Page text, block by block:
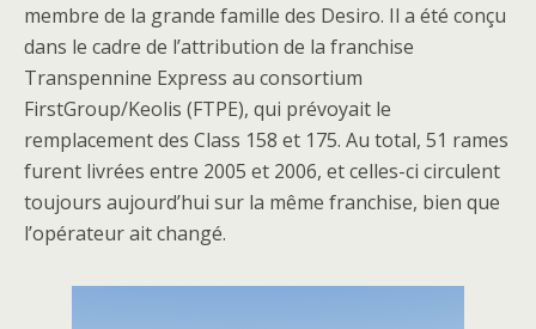
membre de la grande famille des Desiro. Il a été conçu
dans le cadre de l’attribution de la franchise
Transpennine Express au consortium
FirstGroup/Keolis (FTPE), qui prévoyait le
remplacement des Class 158 et 175. Au total, 51 rames
furent livrées entre 2005 et 2006, et celles-ci circulent
toujours aujourd’hui sur la même franchise, bien que
l’opérateur ait changé.